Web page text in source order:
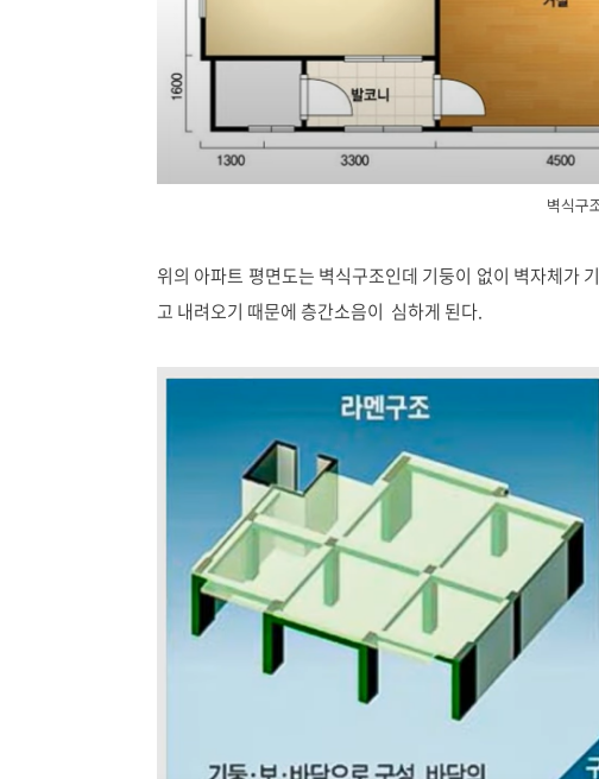
벽식구
위의 아파트 평면도는 벽식구조인데 기둥이 없이 벽자체가
고 내려오기 때문에 층간소음이 심하게 된다.